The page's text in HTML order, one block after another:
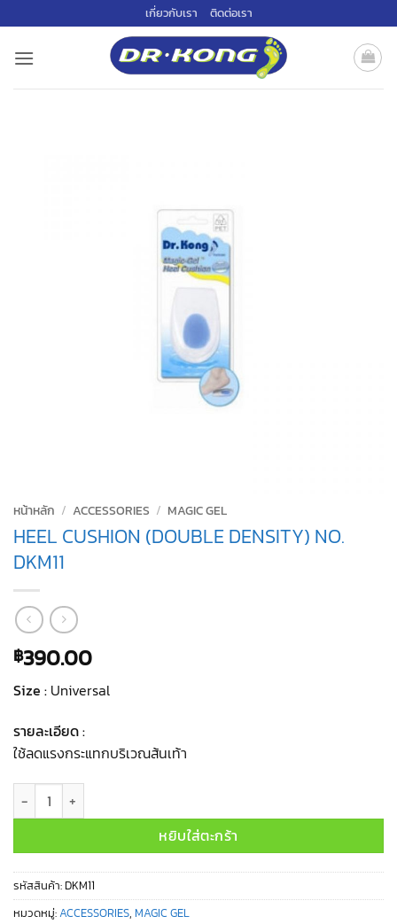
ไป
เกี่ยวกับเรา ติดต่อเรา
หน้าหลัก / ACCESSORIES / MAGIC GEL
HEEL CUSHION (DOUBLE DENSITY) NO.
DKM11
฿390.00
Size : Universal
รายละเอียด :
ใช้ลดแรงกระแทกบริเวณส้นเท้า
จำนวน HEEL CUSHION (DOUBLE DENSITY) NO. DKM11 ชิ้น
หยิบใส่ตะกร้า
รหัสสินค้า: DKM11
หมวดหมู่:ACCESSORIES, MAGIC GEL